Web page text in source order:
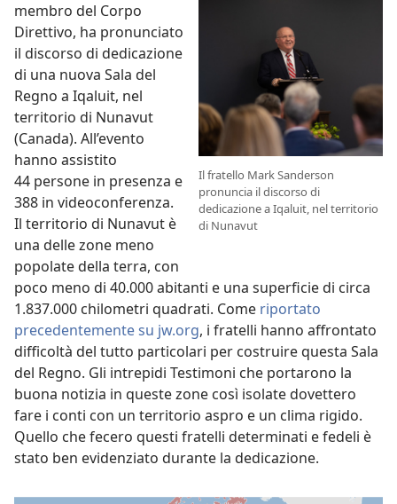
Il fratello Mark Sanderson
pronuncia il discorso di
dedicazione a Iqaluit, nel territorio
di Nunavut
membro del Corpo
Direttivo, ha pronunciato
il discorso di dedicazione
di una nuova Sala del
Regno a Iqaluit, nel
territorio di Nunavut
(Canada). All’evento
hanno assistito
44 persone in presenza e
388 in videoconferenza.
Il territorio di Nunavut è
una delle zone meno
popolate della terra, con
poco meno di 40.000 abitanti e una superficie di circa
1.837.000 chilometri quadrati. Come riportato
precedentemente su jw.org, i fratelli hanno affrontato
difficoltà del tutto particolari per costruire questa Sala
del Regno. Gli intrepidi Testimoni che portarono la
buona notizia in queste zone così isolate dovettero
fare i conti con un territorio aspro e un clima rigido.
Quello che fecero questi fratelli determinati e fedeli è
stato ben evidenziato durante la dedicazione.